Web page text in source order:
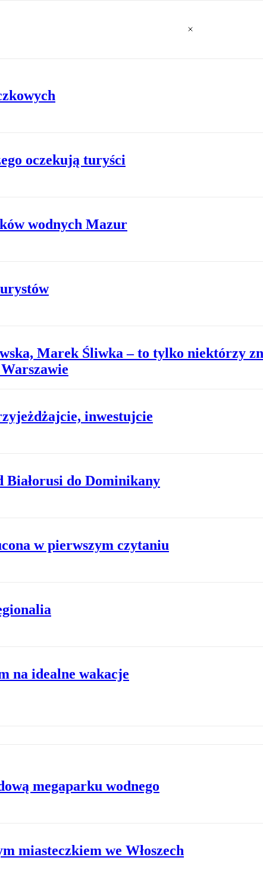
oczekują turyści
wodnych Mazur
Marek Śliwka – to tylko niektórzy
inwestujcie
Białorusi do Dominikany
w pierwszym czytaniu
na idealne wakacje
megaparku wodnego
miasteczkiem we Włoszech